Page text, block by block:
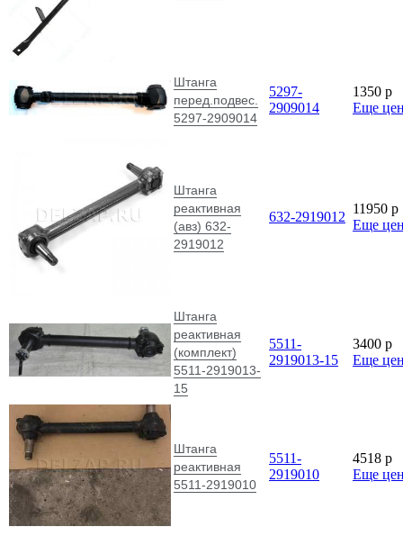
Штанга
перед.подвес.
5297-2909014
5297-
2909014
1350 p
Еще
Штанга
реактивная
(авз) 632-
2919012
632-2919012
11950 p
Еще
Штанга
реактивная
(комплект)
5511-2919013-
15
5511-
2919013-15
3400 p
Еще
Штанга
реактивная
5511-2919010
5511-
2919010
4518 p
Еще